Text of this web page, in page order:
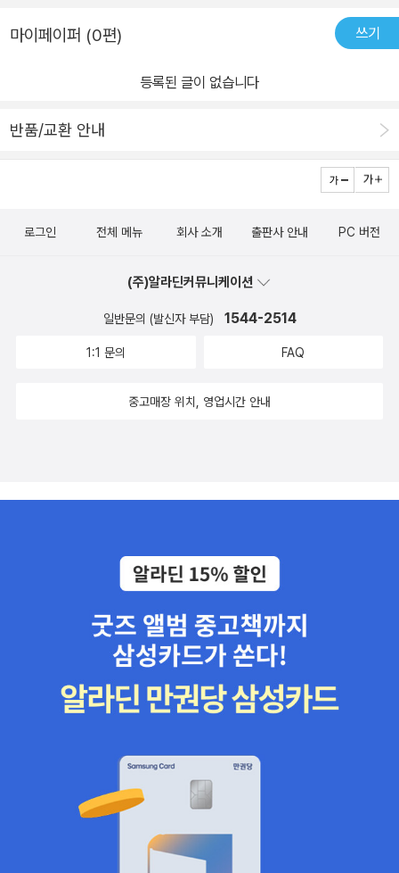
을소개한다. (Very Short Introductions 시리즈의 좋은 점 하나가
roductions 시리즈의 다른 책들과 비교했을 때, 흡인력은약간 떨어
는지는 주제에 대한 깊은 지식이 없어 판단할 수 없다.이 시리즈는 광
직접훑어볼 수 있다. 확인하지는 않았지만 강남점에도 있을 것 같다.
억에 남는 부분1. 나이팅게일이 간호사로서의 활약으로 널리 알려져
기고도 많이 했다고 한다. 그녀를 평가하고 언급한 사람들의 편견 때
문에 여성적인 면모(간호사로서 의사를 돕고 환자를 돌보는 역할)가
가 직접 쓴 글들을 읽자.2. 영국에서는 투표권 투쟁이 몇십 년에 걸쳐
서한,평화시위등의 활동이 효과를내지 못하자 무력 행동을 주장하는
뿌리깊은 불신과 거부감을 약간은 이해할 수 있었다. (그런데 한국에
는 이런 단계가 있었을까? 없었다면 불신과 거부감도 '수입'했나?)
마이페이퍼 (0편) 쓰기
등록된 글이 없습니다
반품/교환 안내
로그인 전체 메뉴 회사 소개 출판사 안내 PC 버전
(주)알라딘커뮤니케이션
일반문의 (발신자 부담) 1544-2514
1:1 문의 FAQ
중고매장 위치, 영업시간 안내